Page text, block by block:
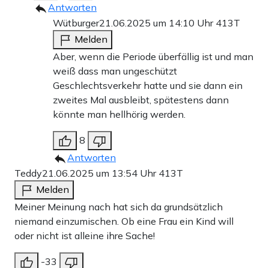
Antworten
Wütburger21.06.2025 um 14:10 Uhr 413T
Melden
Aber, wenn die Periode überfällig ist und man
weiß dass man ungeschützt
Geschlechtsverkehr hatte und sie dann ein
zweites Mal ausbleibt, spätestens dann
könnte man hellhörig werden.
8
Antworten
Teddy21.06.2025 um 13:54 Uhr 413T
Melden
Meiner Meinung nach hat sich da grundsätzlich
niemand einzumischen. Ob eine Frau ein Kind will
oder nicht ist alleine ihre Sache!
-33